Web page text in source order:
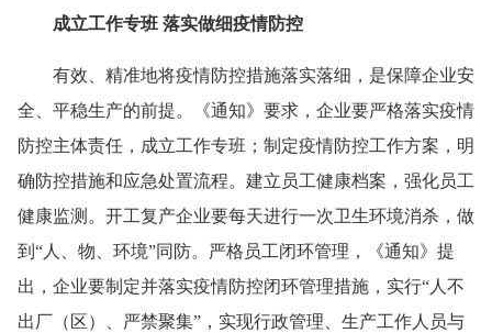
成立工作专班 落实做细疫情防控
有效、精准地将疫情防控措施落实落细，是保障企业安
全、平稳生产的前提。《通知》要求，企业要严格落实疫情
防控主体责任，成立工作专班；制定疫情防控工作方案，明
确防控措施和应急处置流程。建立员工健康档案，强化员工
健康监测。开工复产企业要每天进行一次卫生环境消杀，做
到“人、物、环境”同防。严格员工闭环管理，《通知》提
出，企业要制定并落实疫情防控闭环管理措施，实行“人不
出厂（区）、严禁聚集”，实现行政管理、生产工作人员与